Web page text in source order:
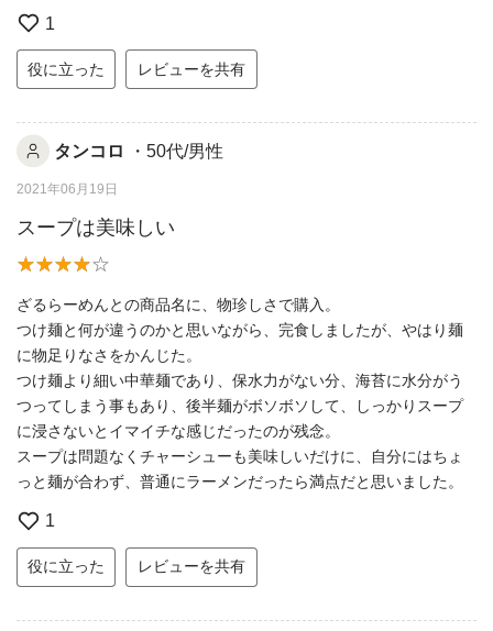
1
役に立った レビューを共有
タンコロ ・50代/男性
2021年06月19日
スープは美味しい
ざるらーめんとの商品名に、物珍しさで購入。
つけ麺と何が違うのかと思いながら、完食しましたが、やはり麺
に物足りなさをかんじた。
つけ麺より細い中華麺であり、保水力がない分、海苔に水分がう
つってしまう事もあり、後半麺がボソボソして、しっかりスープ
に浸さないとイマイチな感じだったのが残念。
スープは問題なくチャーシューも美味しいだけに、自分にはちょ
っと麺が合わず、普通にラーメンだったら満点だと思いました。
1
役に立った レビューを共有